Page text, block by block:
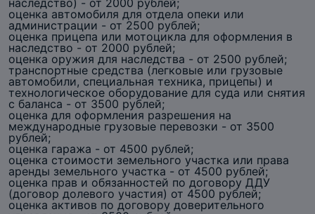
наследство) - от 2000 рублей;
оценка автомобиля для отдела опеки или
администрации - от 2500 рублей;
оценка прицепа или мотоцикла для оформления в
наследство - от 2000 рублей;
оценка оружия для наследства - от 2500 рублей;
транспортные средства (легковые или грузовые
автомобили, специальная техника, прицепы) и
технологическое оборудование для суда или снятия
с баланса - от 3500 рублей;
оценка для оформления разрешения на
международные грузовые перевозки - от 3500
рублей;
оценка гаража - от 4500 рублей;
оценка стоимости земельного участка или права
аренды земельного участка - от 4500 рублей;
оценка прав и обязанностей по договору ДДУ
(договор долевого участия) от 4500 рублей;
оценка активов по договору доверительного